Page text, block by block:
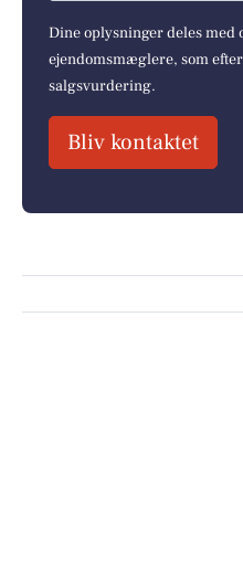
Dine oplysninger deles med
ejendomsmæglere, som
salgsvurdering.
Bliv kontaktet